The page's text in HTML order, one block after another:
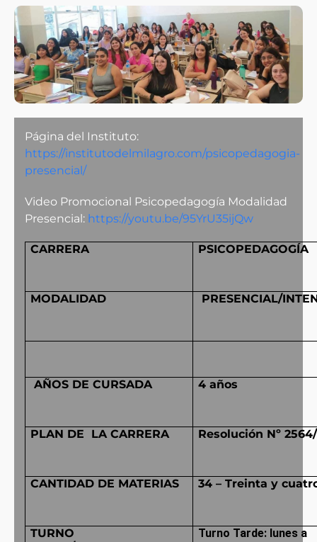
Página del Instituto:
https://institutodelmilagro.com/psicopedagogia-
presencial/
Video Promocional Psicopedagogía Modalidad
Presencial: https://youtu.be/95YrU35ijQw
CARRERA PSICOPEDAGOGÍA
MODALIDAD PRESENCIAL/
AÑOS DE CURSADA 4 años
PLAN DE LA CARRERA Resolución Nº 2564/
CANTIDAD DE MATERIAS 34 – Treinta y
TURNO
Turno Tarde: lunes a